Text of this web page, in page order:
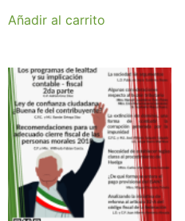
Añadir al carrito